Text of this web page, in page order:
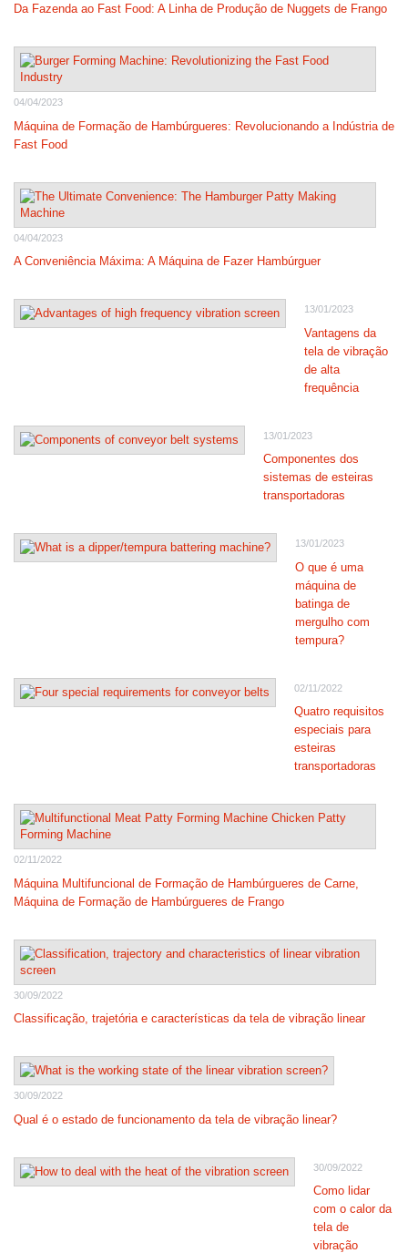
Da Fazenda ao Fast Food: A Linha de Produção de Nuggets de Frango
04/04/2023
Máquina de Formação de Hambúrgueres: Revolucionando a Indústria de
Fast Food
04/04/2023
A Conveniência Máxima: A Máquina de Fazer Hambúrguer
13/01/2023
Vantagens da
tela de vibração
de alta
frequência
13/01/2023
Componentes dos
sistemas de esteiras
transportadoras
13/01/2023
O que é uma
máquina de
batinga de
mergulho com
tempura?
02/11/2022
Quatro requisitos
especiais para
esteiras
transportadoras
02/11/2022
Máquina Multifuncional de Formação de Hambúrgueres de Carne,
Máquina de Formação de Hambúrgueres de Frango
30/09/2022
Classificação, trajetória e características da tela de vibração linear
30/09/2022
Qual é o estado de funcionamento da tela de vibração linear?
30/09/2022
Como lidar
com o calor da
tela de
vibração